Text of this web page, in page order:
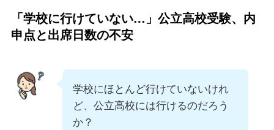
「学校に行けていない…」公立高校受験、内
申点と出席日数の不安
学校にほとんど行けていないけれ
ど、公立高校には行けるのだろう
か？